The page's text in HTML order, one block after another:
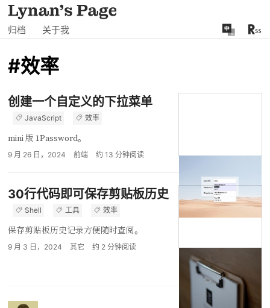
归档 关于我
#效率
创建一个自定义的下拉菜单
JavaScript 效率
mini 版 1Password。
9 月 26 日，2024 前端 约 13 分钟阅读
30行代码即可保存剪贴板历史
Shell 工具 效率
保存剪贴板历史记录方便随时查阅。
9 月 3 日，2024 其它 约 2 分钟阅读